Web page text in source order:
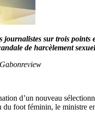
sur trois
de harcèlement
d’un nouveau
foot féminin, le ministre